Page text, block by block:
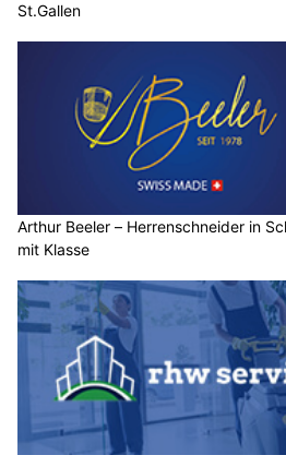
St.Gallen
Arthur Beeler – Herrenschneider in
mit Klasse